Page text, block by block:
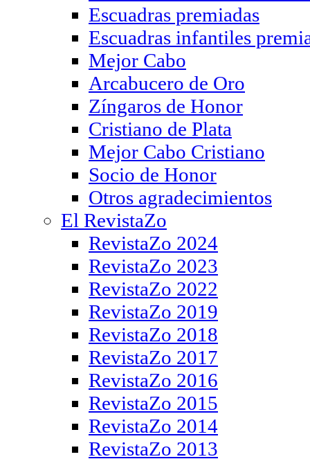
Escuadras premiadas
Escuadras infantiles
Mejor Cabo
Arcabucero de Oro
Zíngaros de Honor
Cristiano de Plata
Mejor Cabo Cristiano
Socio de Honor
Otros agradecimientos
El RevistaZo
RevistaZo 2024
RevistaZo 2023
RevistaZo 2022
RevistaZo 2019
RevistaZo 2018
RevistaZo 2017
RevistaZo 2016
RevistaZo 2015
RevistaZo 2014
RevistaZo 2013